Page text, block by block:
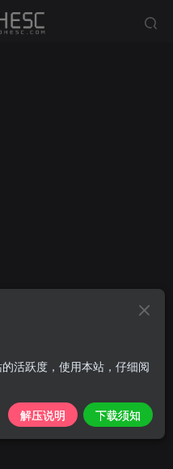
活跃度，使用本站，仔细阅
解压说明 下载须知